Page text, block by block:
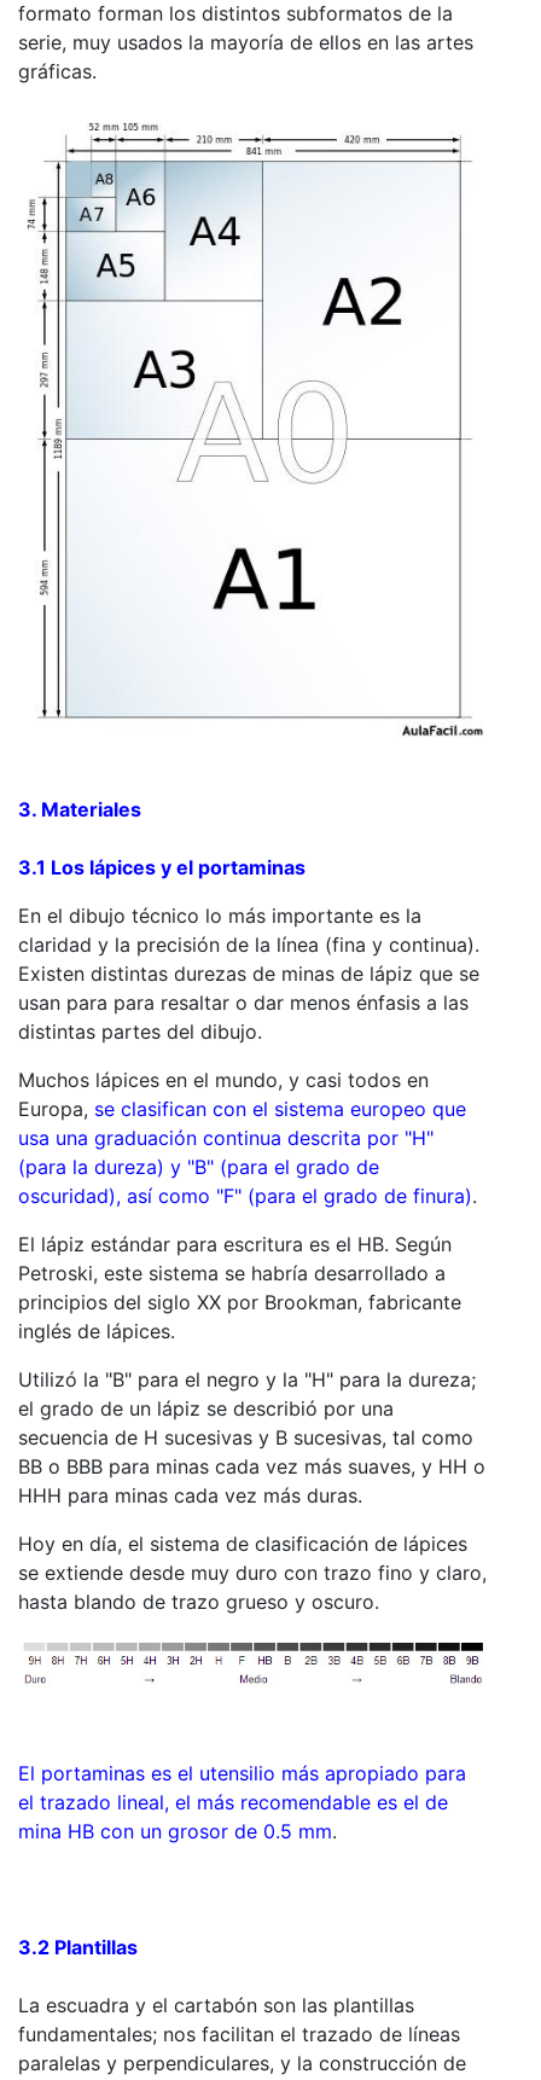
formato forman los distintos subformatos de la
serie, muy usados la mayoría de ellos en las artes
gráficas.
3. Materiales
3.1 Los lápices y el portaminas
En el dibujo técnico lo más importante es la
claridad y la precisión de la línea (fina y continua).
Existen distintas durezas de minas de lápiz que se
usan para para resaltar o dar menos énfasis a las
distintas partes del dibujo.
Muchos lápices en el mundo, y casi todos en
Europa, se clasifican con el sistema europeo que
usa una graduación continua descrita por "H"
(para la dureza) y "B" (para el grado de
oscuridad), así como "F" (para el grado de finura).
El lápiz estándar para escritura es el HB. Según
Petroski, este sistema se habría desarrollado a
principios del siglo XX por Brookman, fabricante
inglés de lápices.
Utilizó la "B" para el negro y la "H" para la dureza;
el grado de un lápiz se describió por una
secuencia de H sucesivas y B sucesivas, tal como
BB o BBB para minas cada vez más suaves, y HH o
HHH para minas cada vez más duras.
Hoy en día, el sistema de clasificación de lápices
se extiende desde muy duro con trazo fino y claro,
hasta blando de trazo grueso y oscuro.
El portaminas es el utensilio más apropiado para
el trazado lineal, el más recomendable es el de
mina HB con un grosor de 0.5 mm.
3.2 Plantillas
La escuadra y el cartabón son las plantillas
fundamentales; nos facilitan el trazado de líneas
paralelas y perpendiculares, y la construcción de